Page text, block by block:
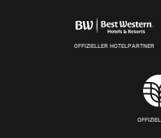
OFFIZIELLER